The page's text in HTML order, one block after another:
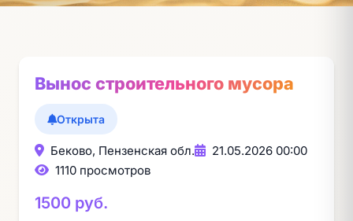
Вынос строительного мусора
Открыта
Беково, Пензенская обл.
21.05.2026 00:00
1110 просмотров
1500 руб.